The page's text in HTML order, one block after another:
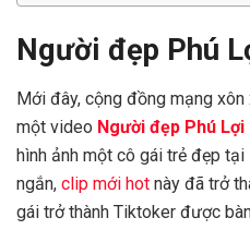
Người đẹp Phú
Mới đây, cộng đồng mạng
một video Người đẹp Phú Lợi
hình ảnh một cô gái trẻ đẹp
ngắn, clip mới hot này đã trở
gái trở thành Tiktoker được